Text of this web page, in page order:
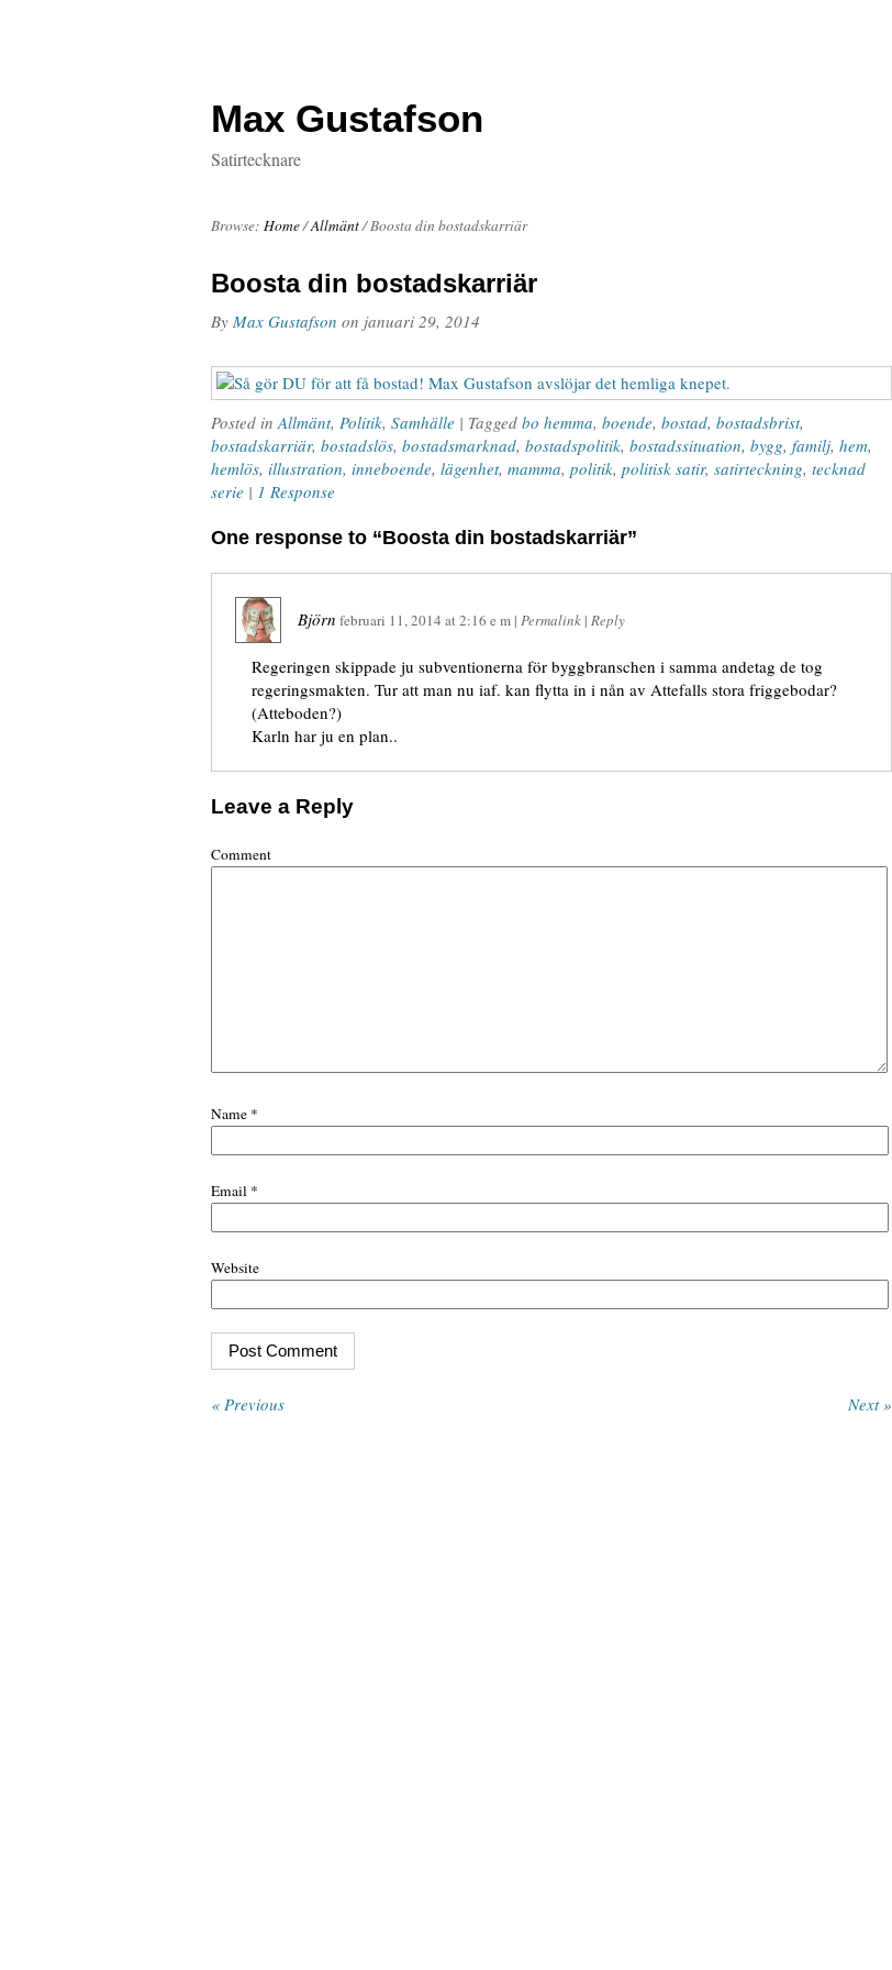
Max Gustafson
Satirtecknare
Browse: Home/Allmänt/Boosta din bostadskarriär
Boosta din bostadskarriär
By Max Gustafson on januari 29, 2014
Posted inAllmänt, Politik, Samhälle | Tagged bo hemma, boende, bostad, bostadsbrist,
bostadskarriär, bostadslös, bostadsmarknad, bostadspolitik, bostadssituation, bygg, familj, hem,
hemlös, illustration, inneboende, lägenhet, mamma, politik, politisk satir, satirteckning, tecknad
serie | 1 Response
One response to “Boosta din bostadskarriär”
Björn februari 11, 2014 at2:16 e m | Permalink | Reply
Regeringen skippade ju subventionerna för byggbranschen i samma andetag de tog
regeringsmakten. Tur att man nu iaf. kan flytta in i nån av Attefalls stora friggebodar?
(Atteboden?)
Karln har ju en plan..
Leave a Reply
Comment
Name *
Email *
Website
« Previous Next »